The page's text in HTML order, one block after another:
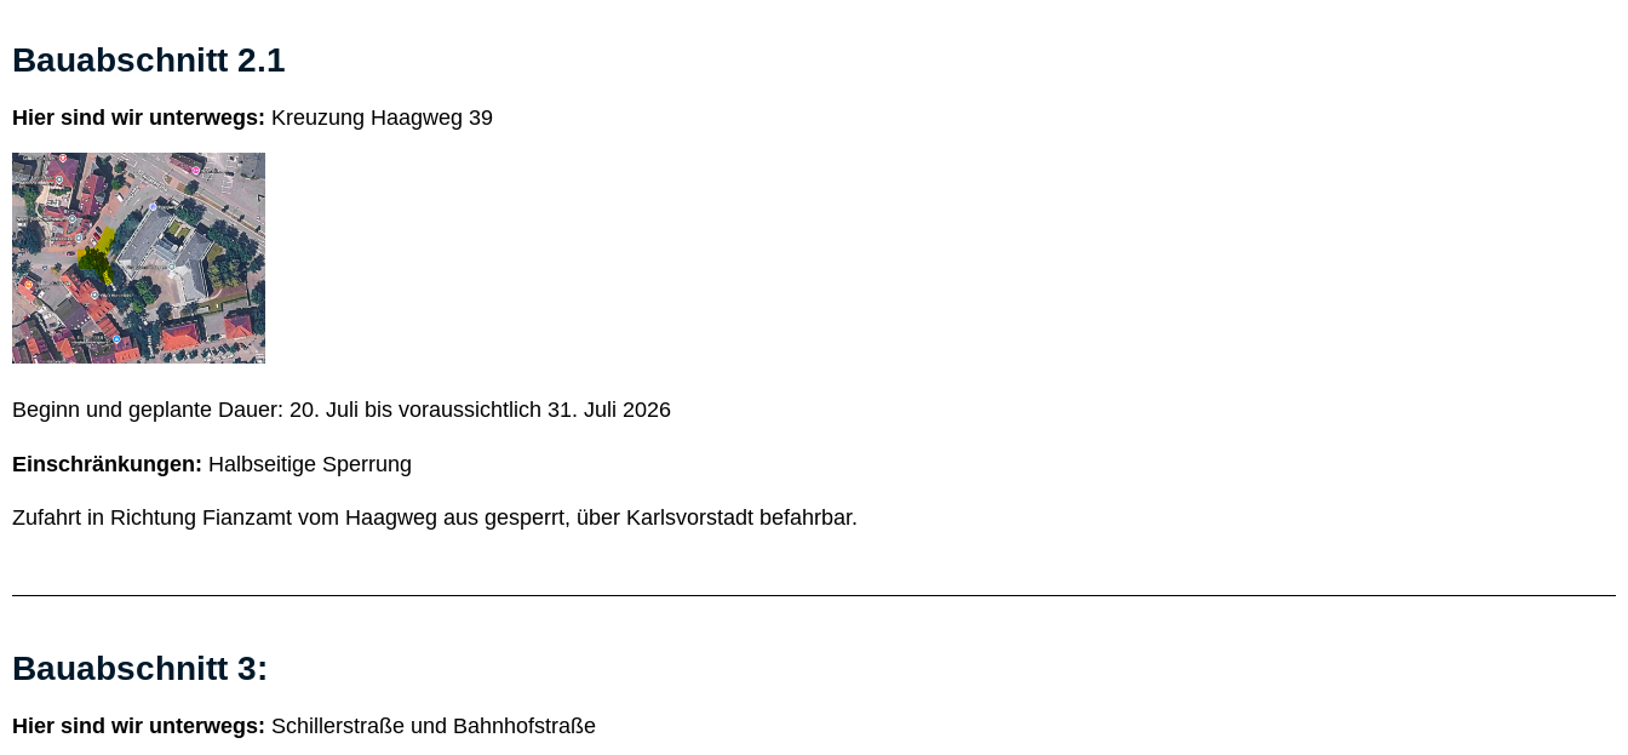
Bauabschnitt 2.1
Hier sind wir unterwegs: Kreuzung Haagweg 39
Beginn und geplante Dauer: 20. Juli bis voraussichtlich 31. Juli 2026
Einschränkungen: Halbseitige Sperrung
Zufahrt in Richtung Fianzamt vom Haagweg aus gesperrt, über Karlsvorstadt befahrbar.
Bauabschnitt 3:
Hier sind wir unterwegs: Schillerstraße und Bahnhofstraße